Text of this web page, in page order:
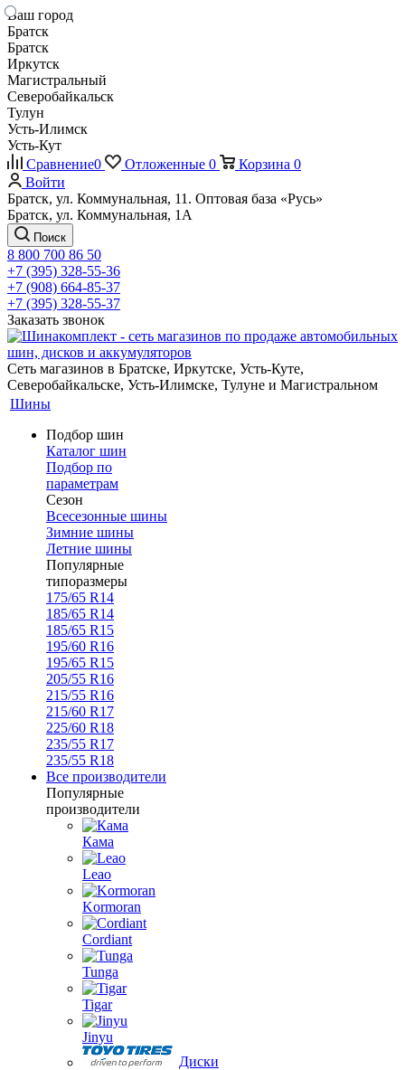
Ваш город
Братск
Братск
Иркутск
Магистральный
Северобайкальск
Тулун
Усть-Илимск
Усть-Кут
Сравнение0 Отложенные 0 Корзина 0
Войти
Братск, ул. Коммунальная, 11. Оптовая база «Русь»
Братск, ул. Коммунальная, 1А
Поиск
8 800 700 86 50
+7 (395) 328-55-36
+7 (908) 664-85-37
+7 (395) 328-55-37
Заказать звонок
Сеть магазинов в Братске, Иркутске, Усть-Куте,
Северобайкальске, Усть-Илимске, Тулуне и Магистральном
Шины
Подбор шин
Каталог шин
Подбор по
параметрам
Сезон
Всесезонные шины
Зимние шины
Летние шины
Популярные
типоразмеры
175/65 R14
185/65 R14
185/65 R15
195/60 R16
195/65 R15
205/55 R16
215/55 R16
215/60 R17
225/60 R18
235/55 R17
235/55 R18
Все производители
Популярные
производители
Кама
Leao
Kormoran
Cordiant
Tunga
Tigar
Jinyu
Диски